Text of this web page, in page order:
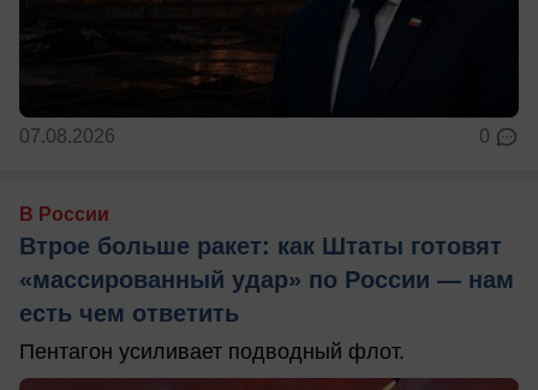
07.08.2026 0
В России
Втрое больше ракет: как Штаты готовят
«массированный удар» по России — нам
есть чем ответить
Пентагон усиливает подводный флот.